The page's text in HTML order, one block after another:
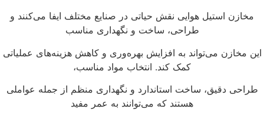
مخازن استیل هوایی نقش حیاتی در صنایع مختلف ایفا می‌کنند و
طراحی، ساخت و نگهداری مناسب
مخازن می‌تواند به افزایش بهره‌وری و کاهش هزینه‌های عملیاتی
کمک کند. انتخاب مواد مناسب،
طراحی دقیق، ساخت استاندارد و نگهداری منظم از جمله عواملی
هستند که می‌توانند به عمر مفید